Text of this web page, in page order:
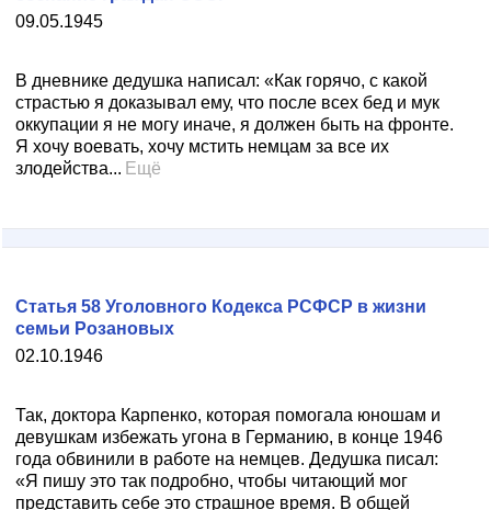
09.05.1945
В дневнике дедушка написал: «Как горячо, с какой
страстью я доказывал ему, что после всех бед и мук
оккупации я не могу иначе, я должен быть на фронте.
Я хочу воевать, хочу мстить немцам за все их
злодейства... Ещё
02.10.1946
Статья 58 Уголовного Кодекса РСФСР в жизни
семьи Розановых
Так, доктора Карпенко, которая помогала юношам и
девушкам избежать угона в Германию, в конце 1946
года обвинили в работе на немцев. Дедушка писал:
«Я пишу это так подробно, чтобы читающий мог
представить себе это страшное время. В общей